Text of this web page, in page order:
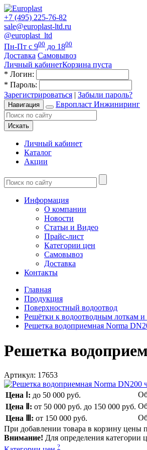
+7 (495) 225-76-82
sale@europlast-ltd.ru
@europlast_ltd
Пн-Пт с 900 до 1800
Доставка Самовывоз
Личный кабинетКорзина пуста
* Логин:
* Пароль:
Зарегистрироваться | Забыли пароль?
Навигация Европласт Инжиниринг
Искать
Личный кабинет
Каталог
Акции
Информация
О компании
Новости
Статьи и Видео
Прайс-лист
Категории цен
Самовывоз
Доставка
Контакты
Главная
Продукция
Поверхностный водоотвод
Решётки к водоотводным лоткам и
Решетка водоприемная Norma
Решетка
Артикул: 17653
Цена Ⅰ: до 50 000 руб.
Цена Ⅱ: от 50 000 руб. до 150 000 руб.
Цена Ⅲ: от 150 000 руб.
При добавлении товара в корзину цены
Внимание! Для определения категории
?